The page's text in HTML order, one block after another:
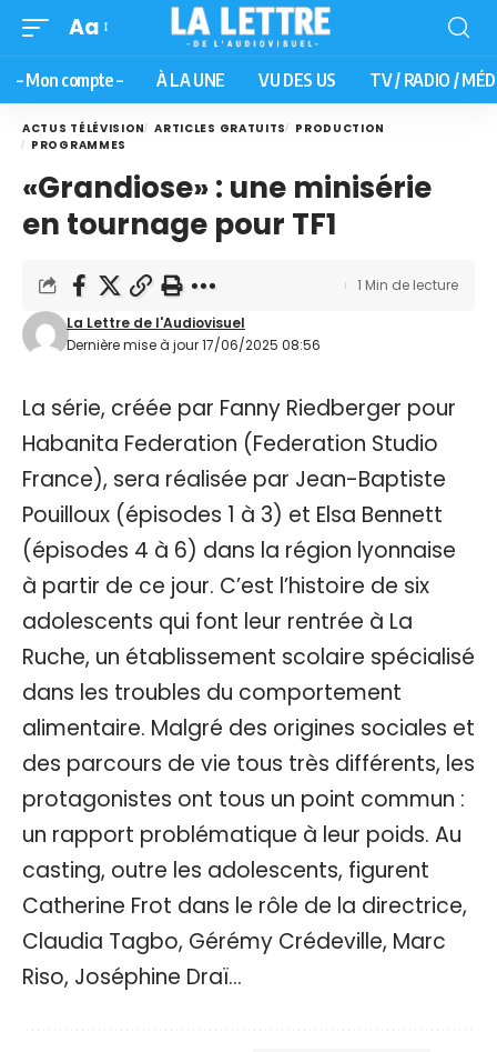
Aa
– Mon compte – À LA UNE VU DES US TV / RADIO /
ACTUS TÉLÉVISION ARTICLES GRATUITS PRODUCTION
PROGRAMMES
«Grandiose» : une minisérie
en tournage pour TF1
Dernière mise à jour 17/06/2025 08:56
La Lettre de l'Audiovisuel
1 Min de lecture
La série, créée par Fanny Riedberger pour
Habanita Federation (Federation Studio
France), sera réalisée par Jean-Baptiste
Pouilloux (épisodes 1 à 3) et Elsa Bennett
(épisodes 4 à 6) dans la région lyonnaise
à partir de ce jour. C’est l’histoire de six
adolescents qui font leur rentrée à La
Ruche, un établissement scolaire spécialisé
dans les troubles du comportement
alimentaire. Malgré des origines sociales et
des parcours de vie tous très différents, les
protagonistes ont tous un point commun :
un rapport problématique à leur poids. Au
casting, outre les adolescents, figurent
Catherine Frot dans le rôle de la directrice,
Claudia Tagbo, Gérémy Crédeville, Marc
Riso, Joséphine Draï…